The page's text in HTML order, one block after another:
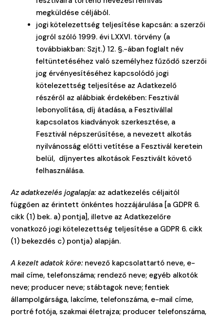
megküldése céljából.
jogi kötelezettség teljesítése kapcsán: a szerzői
jogról szóló 1999. évi LXXVI. törvény (a
továbbiakban: Szjt.) 12. §.-ában foglalt név
feltüntetéséhez való személyhez fűződő szerzői
jog érvényesítéséhez kapcsolódó jogi
kötelezettség teljesítése az Adatkezelő
részéről az alábbiak érdekében: Fesztivál
lebonyolítása, díj átadása, a Fesztivállal
kapcsolatos kiadványok szerkesztése, a
Fesztivál népszerűsítése, a nevezett alkotás
nyilvánosság előtti vetítése a Fesztivál keretein
belül, díjnyertes alkotások Fesztivált követő
felhasználása.
Az adatkezelés jogalapja: az adatkezelés céljaitól
függően az érintett önkéntes hozzájárulása [a GDPR 6.
cikk (1) bek. a) pontja], illetve az Adatkezelőre
vonatkozó jogi kötelezettség teljesítése a GDPR 6. cikk
(1) bekezdés c) pontja) alapján.
A kezelt adatok köre: nevező kapcsolattartó neve, e-
mail címe, telefonszáma; rendező neve; egyéb alkotók
neve; producer neve; stábtagok neve; fentiek
állampolgársága, lakcíme, telefonszáma, e-mail címe,
portré fotója, szakmai életrajza; producer telefonszáma,